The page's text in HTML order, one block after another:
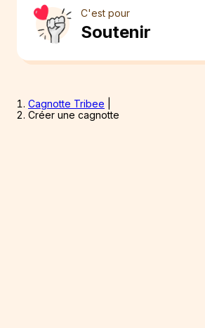
C'est pour
Soutenir
Cagnotte Tribee
Créer une cagnotte